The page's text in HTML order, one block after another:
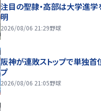
注目の聖隷・高部は大学進学
明
2026/08/06 21:29野球
阪神が連敗ストップで単独首
プ
2026/08/06 21:05野球